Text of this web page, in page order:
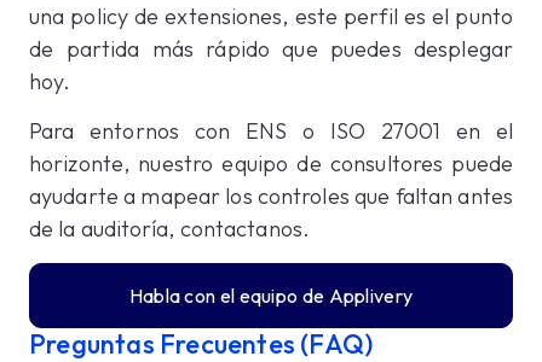
una policy de extensiones, este perfil es el punto
de partida más rápido que puedes desplegar
hoy.
Para entornos con ENS o ISO 27001 en el
horizonte, nuestro equipo de consultores puede
ayudarte a mapear los controles que faltan antes
de la auditoría, contactanos.
Habla con el equipo de Applivery
Preguntas Frecuentes (FAQ)